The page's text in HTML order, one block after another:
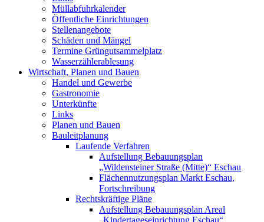
Müllabfuhrkalender
Öffentliche Einrichtungen
Stellenangebote
Schäden und Mängel
Termine Grüngutsammelplatz
Wasserzählerablesung
Wirtschaft, Planen und Bauen
Handel und Gewerbe
Gastronomie
Unterkünfte
Links
Planen und Bauen
Bauleitplanung
Laufende Verfahren
Aufstellung Bebauungsplan
„Wildensteiner Straße (Mitte)“ Eschau
Flächennutzungsplan Markt Eschau,
Fortschreibung
Rechtskräftige Pläne
Aufstellung Bebauungsplan Areal
„Kindertageseinrichtung Eschau“